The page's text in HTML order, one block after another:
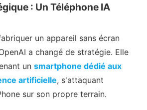
: Un Téléphone IA
un appareil sans écran
a changé de stratégie. Elle
un smartphone dédié aux
artificielle, s'attaquant
sur son propre terrain.